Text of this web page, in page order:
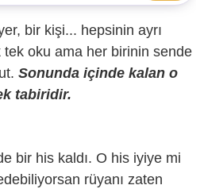
bir kişi... hepsinin ayrı
oku ama her birinin sende
Sonunda içinde kalan o
tabiridir.
bir his kaldı. O his iyiye mi
rüyanı zaten